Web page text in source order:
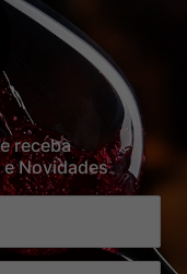
receba
Novidades